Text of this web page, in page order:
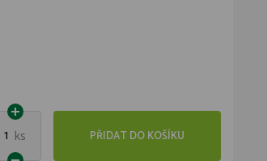
1 ks PŘIDAT DO KOŠÍKU